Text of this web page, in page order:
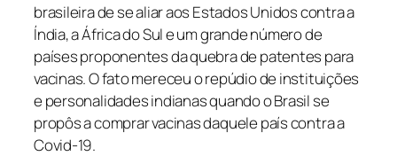
brasileira de se aliar aos Estados Unidos contra a
Índia, a África do Sul e um grande número de
países proponentes da quebra de patentes para
vacinas. O fato mereceu o repúdio de instituições
e personalidades indianas quando o Brasil se
propôs a comprar vacinas daquele país contra a
Covid-19.